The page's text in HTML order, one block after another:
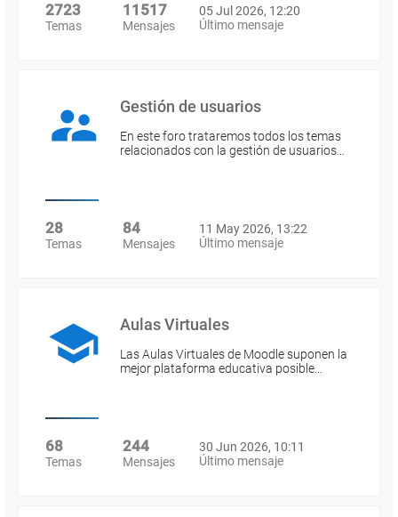
2723
Temas
11517
Mensajes
05 Jul 2026, 12:20
Último mensaje
Gestión de usuarios
En este foro trataremos todos los temas
relacionados con la gestión de usuarios…
28
Temas
84
Mensajes
11 May 2026, 13:22
Último mensaje
Aulas Virtuales
Las Aulas Virtuales de Moodle suponen la
mejor plataforma educativa posible…
68
Temas
244
Mensajes
30 Jun 2026, 10:11
Último mensaje